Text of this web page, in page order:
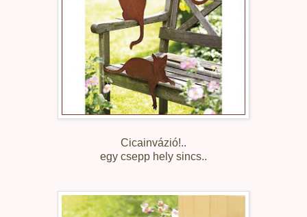
Cicainvázió!..
egy csepp hely sincs..